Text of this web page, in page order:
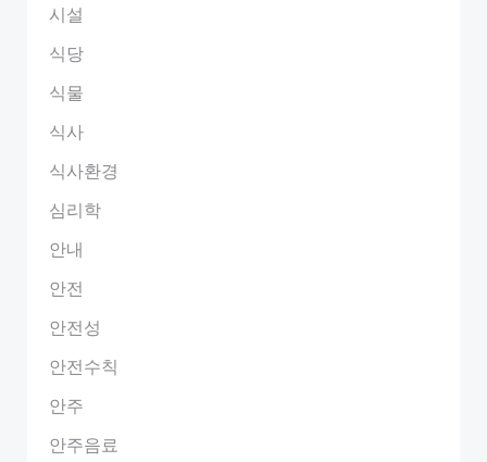
시설
식당
식물
식사
식사환경
심리학
안내
안전
안전성
안전수칙
안주
안주음료